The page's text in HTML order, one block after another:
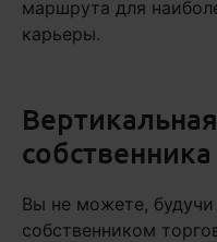
маршрута для
карьеры.
Вы не можете,
собственником